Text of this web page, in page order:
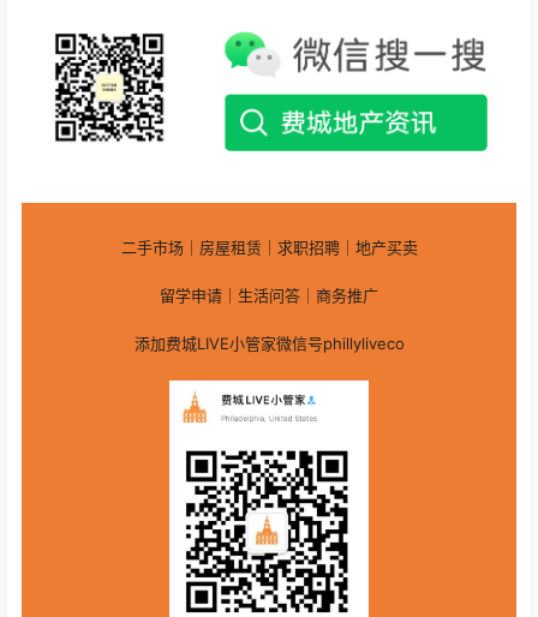
二手市场｜房屋租赁｜求职招聘｜地产买卖
留学申请｜生活问答｜商务推广
添加费城LIVE小管家微信号phillyliveco